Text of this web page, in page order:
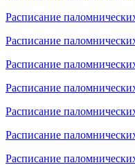
Расписание
Расписание
Расписание
Расписание
Расписание
Расписание
Расписание